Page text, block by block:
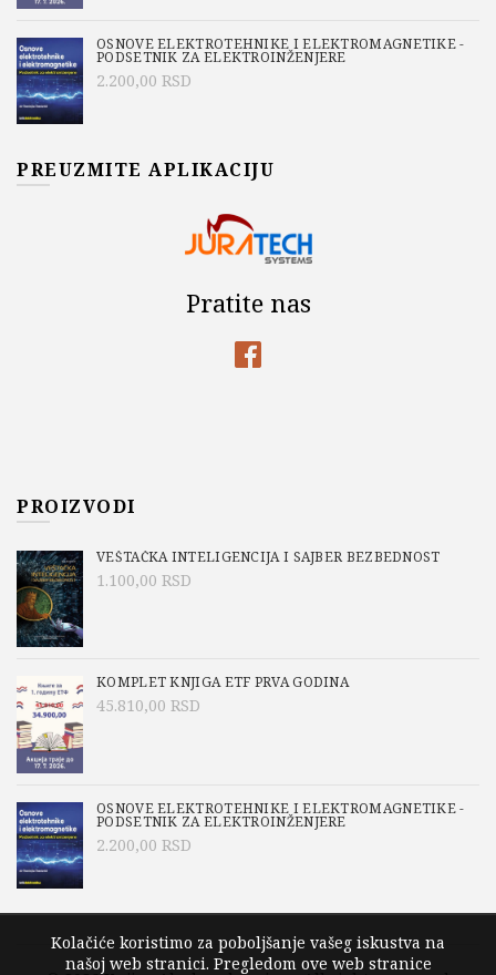
OSNOVE ELEKTROTEHNIKE I ELEKTROMAGNETIKE -
PODSETNIK ZA ELEKTROINŽENJERE
2.200,00 RSD
PREUZMITE APLIKACIJU
Pratite nas
PROIZVODI
VEŠTAČKA INTELIGENCIJA I SAJBER BEZBEDNOST
1.100,00 RSD
KOMPLET KNJIGA ETF PRVA GODINA
45.810,00 RSD
OSNOVE ELEKTROTEHNIKE I ELEKTROMAGNETIKE -
PODSETNIK ZA ELEKTROINŽENJERE
2.200,00 RSD
Kolačiće koristimo za poboljšanje vašeg iskustva na
našoj web stranici. Pregledom ove web stranice